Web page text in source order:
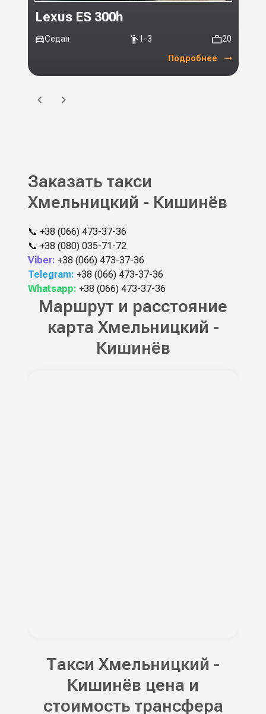
Lexus ES 300h
Седан 1-3 20
Подробнее
Заказать такси
Хмельницкий - Кишинёв
📞 +38 (066) 473-37-36
📞 +38 (080) 035-71-72
Viber: +38 (066) 473-37-36
Telegram: +38 (066) 473-37-36
Whatsapp: +38 (066) 473-37-36
Маршрут и расстояние
карта Хмельницкий -
Кишинёв
Такси Хмельницкий -
Кишинёв цена и
стоимость трансфера